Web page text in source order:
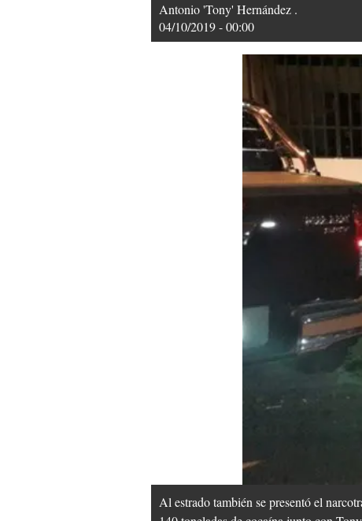
Antonio 'Tony' Hernández .
04/10/2019 - 00:00
Al estrado también se presentó el